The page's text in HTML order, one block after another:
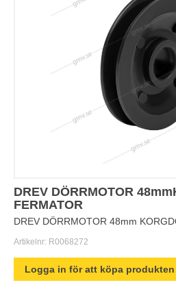
DREV DÖRRMOTOR
FERMATOR
DREV DÖRRMOTOR 48mm
Artikelnr: R0068272
Logga in för att köpa produkten